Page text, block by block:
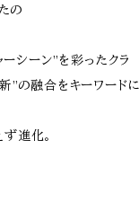
の
シーン”を彩ったクラ
”の融合をキーワードに
進化。